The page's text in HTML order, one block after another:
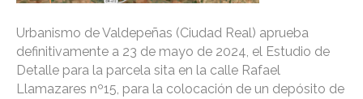
Urbanismo de Valdepeñas (Ciudad Real) aprueba
definitivamente a 23 de mayo de 2024, el Estudio de
Detalle para la parcela sita en la calle Rafael
Llamazares nº15, para la colocación de un depósito de